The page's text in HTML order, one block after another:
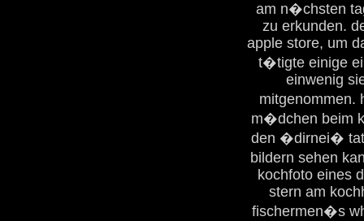
am n�chsten
zu erkunden.
apple store, um
t�tigte einige
einwenig
mitgenommen.
m�dchen beim
den �dirnei�
bildern sehen
kochfoto eines
stern am
fischermen�s